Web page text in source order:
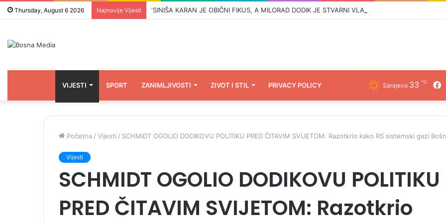
Thursday, August 6 2026 Najnovije Vijesti
VIJESTI SPORT ZANIMLJIVOSTI ZIVOT I STIL PRIVACY POLICY Sarajevo 33 ℃
Početna / Vijesti / SCHMIDT OGOLIO DODIKOVU POLITIKU PRED ČITAVIM SVIJETOM: Razotkrio kako RS sistemski gazi
Vijesti
SCHMIDT OGOLIO DODIKOVU POLITIKU
PRED ČITAVIM SVIJETOM: Razotkrio